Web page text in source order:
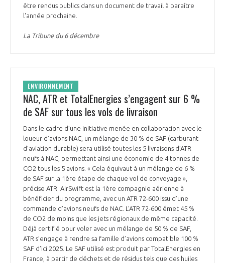
être rendus publics dans un document de travail à paraître
l'année prochaine.
La Tribune du 6 décembre
ENVIRONNEMENT
NAC, ATR et TotalEnergies s’engagent sur 6 %
de SAF sur tous les vols de livraison
Dans le cadre d’une initiative menée en collaboration avec le
loueur d’avions NAC, un mélange de 30 % de SAF (carburant
d’aviation durable) sera utilisé toutes les 5 livraisons d’ATR
neufs à NAC, permettant ainsi une économie de 4 tonnes de
CO2 tous les 5 avions. « Cela équivaut à un mélange de 6 %
de SAF sur la 1ère étape de chaque vol de convoyage »,
précise ATR. AirSwift est la 1ère compagnie aérienne à
bénéficier du programme, avec un ATR 72-600 issu d’une
commande d’avions neufs de NAC. L’ATR 72-600 émet 45 %
de CO2 de moins que les jets régionaux de même capacité.
Déjà certifié pour voler avec un mélange de 50 % de SAF,
ATR s’engage à rendre sa famille d’avions compatible 100 %
SAF d’ici 2025. Le SAF utilisé est produit par TotalEnergies en
France, à partir de déchets et de résidus tels que des huiles